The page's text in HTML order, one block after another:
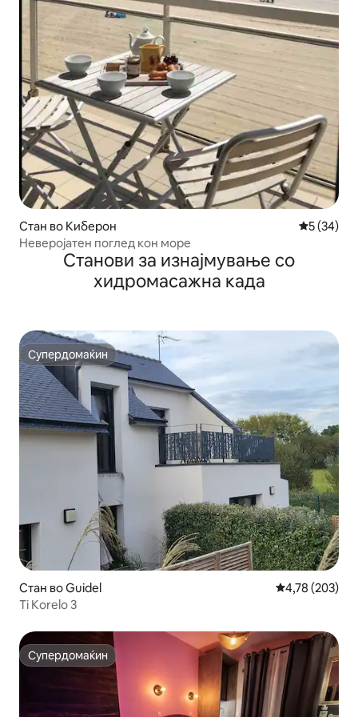
Стан во Киберон Просечна
5 (34)
Неверојатен поглед кон море
Станови за изнајмување со
хидромасажна када
Супердомаќин
Супердомаќин
Стан во Guidel Просечна
4,78 (203)
Ti Korelo 3
Супердомаќин
Супердомаќин